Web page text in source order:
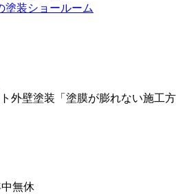
塗装ショールーム
外壁塗装「塗膜が膨れない施工方
無休